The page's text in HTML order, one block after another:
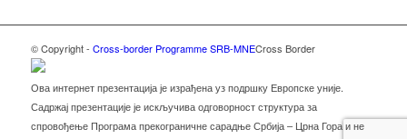
© Copyright - Cross-border Programme SRB-MNECross Border
Ова интернет презентација је израђена уз подршку Европске уније.
Садржај презентације је искључива одговорност структура за
спровођење Програма прекограничне сарадње Србија – Црна Гора и не